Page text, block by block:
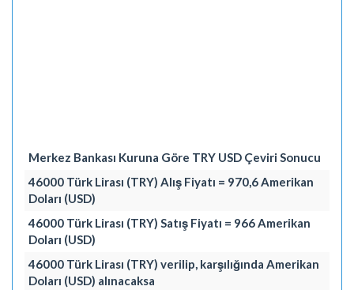
Merkez Bankası Kuruna Göre TRY USD Çeviri Sonucu
46000 Türk Lirası (TRY) Alış Fiyatı = 970,6 Amerikan
Doları (USD)
46000 Türk Lirası (TRY) Satış Fiyatı = 966 Amerikan
Doları (USD)
46000 Türk Lirası (TRY) verilip, karşılığında Amerikan
Doları (USD) alınacaksa